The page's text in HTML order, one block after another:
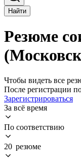
Найти
Резюме
Чтобы видеть все
После регистрации
Зарегистрироваться
За всё время
По соответствию
20 резюме